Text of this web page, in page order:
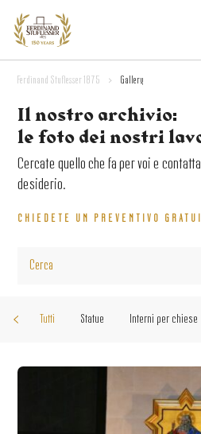
Ferdinand Stuflesser 1875 > Gallery
Il nostro archivio:
le foto dei nostri
Cercate quello che fa per voi e
desiderio.
CHIEDETE UN PREVENTIVO
Tutti Statue Interni per chiese